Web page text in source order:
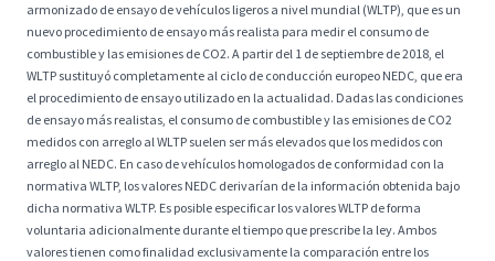
armonizado de ensayo de vehículos ligeros a nivel mundial (WLTP), que es un
nuevo procedimiento de ensayo más realista para medir el consumo de
combustible y las emisiones de CO2. A partir del 1 de septiembre de 2018, el
WLTP sustituyó completamente al ciclo de conducción europeo NEDC, que era
el procedimiento de ensayo utilizado en la actualidad. Dadas las condiciones
de ensayo más realistas, el consumo de combustible y las emisiones de CO2
medidos con arreglo al WLTP suelen ser más elevados que los medidos con
arreglo al NEDC. En caso de vehículos homologados de conformidad con la
normativa WLTP, los valores NEDC derivarían de la información obtenida bajo
dicha normativa WLTP. Es posible especificar los valores WLTP de forma
voluntaria adicionalmente durante el tiempo que prescribe la ley. Ambos
valores tienen como finalidad exclusivamente la comparación entre los